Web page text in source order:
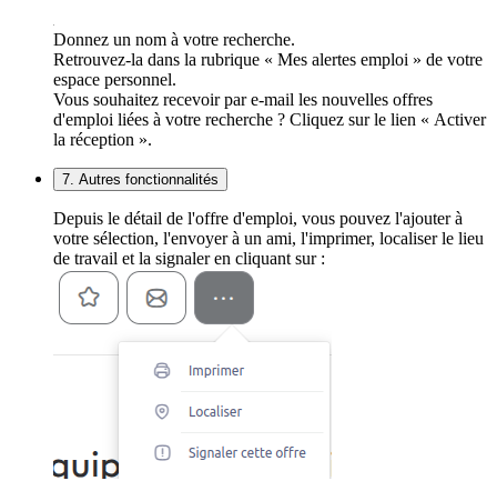
Donnez un nom à votre recherche.
Retrouvez-la dans la rubrique « Mes alertes emploi » de votre
espace personnel.
Vous souhaitez recevoir par e-mail les nouvelles offres
d'emploi liées à votre recherche ? Cliquez sur le lien « Activer
la réception ».
7. Autres fonctionnalités
Depuis le détail de l'offre d'emploi, vous pouvez l'ajouter à
votre sélection, l'envoyer à un ami, l'imprimer, localiser le lieu
de travail et la signaler en cliquant sur :